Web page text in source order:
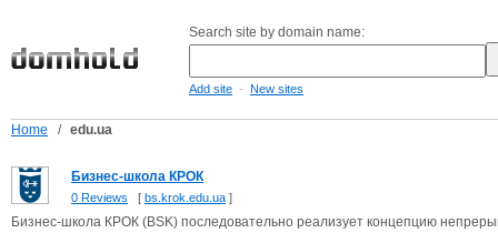
Search site by domain name:
Add site - New sites
Home / edu.ua
Бизнес-школа КРОК
0 Reviews [ bs.krok.edu.ua ]
Бизнес-школа КРОК (BSK) последовательно реализует концепцию